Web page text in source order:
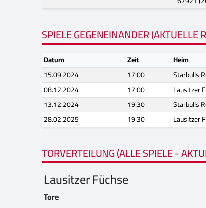
SPIELE GEGENEINANDER (AKTUELLE
Datum Zeit Heim
15.09.2024
17:00 Starbulls
08.12.2024
17:00 Lausitzer
13.12.2024
19:30 Starbulls
28.02.2025
19:30 Lausitzer
TORVERTEILUNG (ALLE SPIELE -
Lausitzer Füchse
Tore